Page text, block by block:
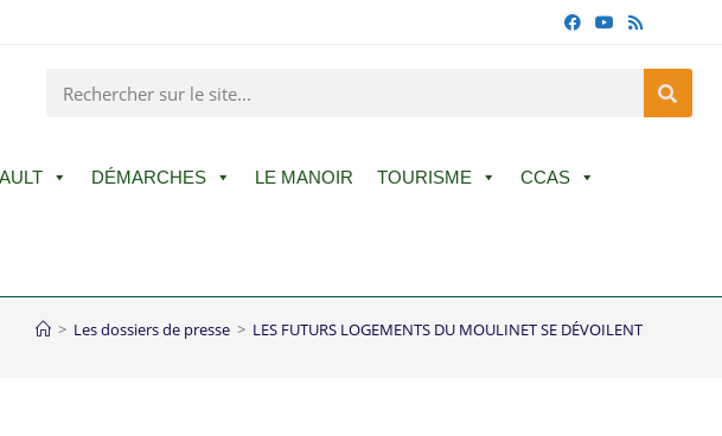
DÉMARCHES LE MANOIR TOURISME CCAS
> Les dossiers de presse > LES FUTURS LOGEMENTS DU MOULINET SE DÉVOILENT